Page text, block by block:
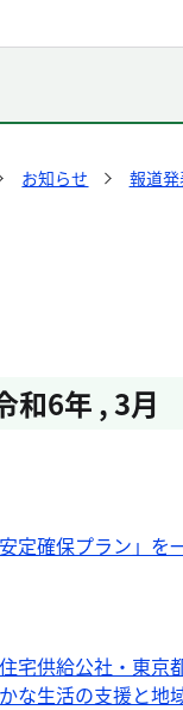
お知らせ 報道発
和6年 ,3月
定確保プラン」を
宅供給公社・東京
な生活の支援と地